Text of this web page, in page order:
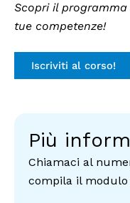
Scopri il
tue competenze!
Iscriviti al corso!
Più
Chiamaci al
compila il